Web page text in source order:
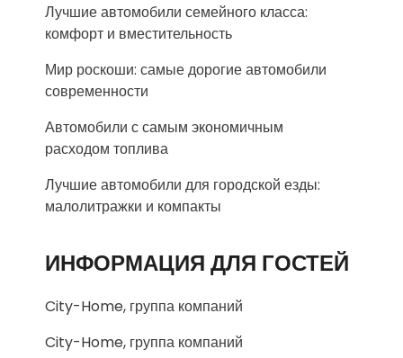
Лучшие автомобили семейного класса:
комфорт и вместительность
Мир роскоши: самые дорогие автомобили
современности
Автомобили с самым экономичным
расходом топлива
Лучшие автомобили для городской езды:
малолитражки и компакты
ИНФОРМАЦИЯ ДЛЯ ГОСТЕЙ
City-Home, группа компаний
City-Home, группа компаний